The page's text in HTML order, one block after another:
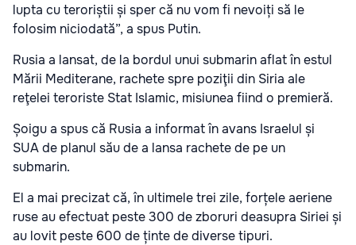
lupta cu teroriștii și sper că nu vom fi nevoiți să le
folosim niciodată”, a spus Putin.
Rusia a lansat, de la bordul unui submarin aflat în estul
Mării Mediterane, rachete spre poziţii din Siria ale
reţelei teroriste Stat Islamic, misiunea fiind o premieră.
Șoigu a spus că Rusia a informat în avans Israelul și
SUA de planul său de a lansa rachete de pe un
submarin.
El a mai precizat că, în ultimele trei zile, forțele aeriene
ruse au efectuat peste 300 de zboruri deasupra Siriei și
au lovit peste 600 de ținte de diverse tipuri.